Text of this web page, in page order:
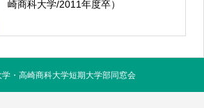
崎商科大学/2011年度卒）
・高崎商科大学短期大学部同窓会